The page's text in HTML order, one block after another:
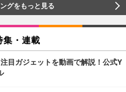
グをもっと見る
集・連載
注目ガジェットを動画で解説！公式Y